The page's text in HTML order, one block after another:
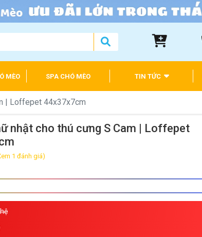
MÈO SPA CHÓ MÈO TIN TỨC
| Loffepet 44x37x7cm
nhật cho thú cưng S Cam | Loffepet
1 đánh giá)